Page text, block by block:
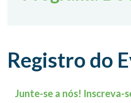
Registro do
Junte-se a nós! Inscreva-